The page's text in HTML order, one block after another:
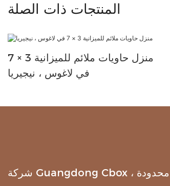
المنتجات ذات الصلة
منزل حاويات ملائم للميزانية 3 × 7
في لاغوس ، نيجيريا
شركة Guangdong Cbox ، محدودة